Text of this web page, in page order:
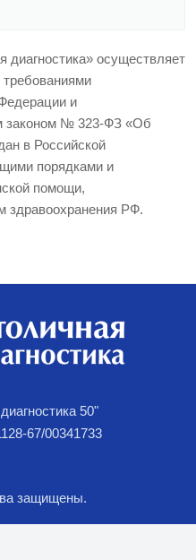
диагностика» осуществляет
требованиями
и
законом № 323-ФЗ «Об
в Российской
порядками и
помощи,
здравоохранения РФ.
50"
67/00341733
защищены.